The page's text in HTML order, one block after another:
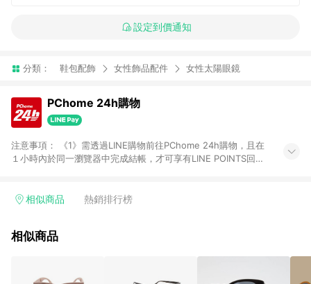
設定到價通知
分類： 鞋包配飾 女性飾品配件 女性太陽眼鏡
PChome 24h購物
注意事項： 《1》需透過LINE購物前往PChome 24h購物，且在
１小時內於同一瀏覽器中完成結帳，才可享有LINE POINTS回饋
在點數回饋範圍內。 《3》如取消訂單、退貨、購物中登出
品、票券、訂閱方案、PChome儲值商品、企業專區/企業採購、
[2026/6/2起適用] 《5》回饋點數的計算將會排除【訂單活動折
相似商品 熱銷排行榜
相似商品